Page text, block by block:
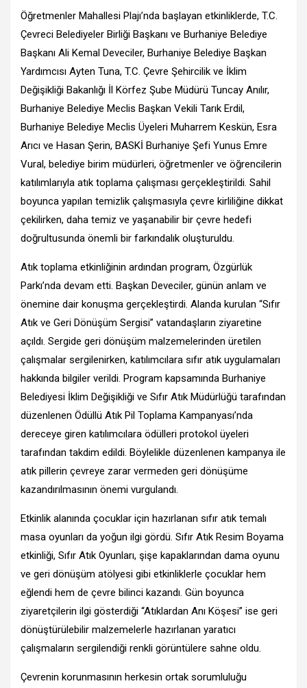
Öğretmenler Mahallesi Plajı’nda başlayan etkinliklerde, T.C.
Çevreci Belediyeler Birliği Başkanı ve Burhaniye Belediye
Başkanı Ali Kemal Deveciler, Burhaniye Belediye Başkan
Yardımcısı Ayten Tuna, T.C. Çevre Şehircilik ve İklim
Değişikliği Bakanlığı İl Körfez Şube Müdürü Tuncay Anılır,
Burhaniye Belediye Meclis Başkan Vekili Tarık Erdil,
Burhaniye Belediye Meclis Üyeleri Muharrem Keskün, Esra
Arıcı ve Hasan Şerin, BASKİ Burhaniye Şefi Yunus Emre
Vural, belediye birim müdürleri, öğretmenler ve öğrencilerin
katılımlarıyla atık toplama çalışması gerçekleştirildi. Sahil
boyunca yapılan temizlik çalışmasıyla çevre kirliliğine dikkat
çekilirken, daha temiz ve yaşanabilir bir çevre hedefi
doğrultusunda önemli bir farkındalık oluşturuldu.
Atık toplama etkinliğinin ardından program, Özgürlük
Parkı’nda devam etti. Başkan Deveciler, günün anlam ve
önemine dair konuşma gerçekleştirdi. Alanda kurulan “Sıfır
Atık ve Geri Dönüşüm Sergisi” vatandaşların ziyaretine
açıldı. Sergide geri dönüşüm malzemelerinden üretilen
çalışmalar sergilenirken, katılımcılara sıfır atık uygulamaları
hakkında bilgiler verildi. Program kapsamında Burhaniye
Belediyesi İklim Değişikliği ve Sıfır Atık Müdürlüğü tarafından
düzenlenen Ödüllü Atık Pil Toplama Kampanyası’nda
dereceye giren katılımcılara ödülleri protokol üyeleri
tarafından takdim edildi. Böylelikle düzenlenen kampanya ile
atık pillerin çevreye zarar vermeden geri dönüşüme
kazandırılmasının önemi vurgulandı.
Etkinlik alanında çocuklar için hazırlanan sıfır atık temalı
masa oyunları da yoğun ilgi gördü. Sıfır Atık Resim Boyama
etkinliği, Sıfır Atık Oyunları, şişe kapaklarından dama oyunu
ve geri dönüşüm atölyesi gibi etkinliklerle çocuklar hem
eğlendi hem de çevre bilinci kazandı. Gün boyunca
ziyaretçilerin ilgi gösterdiği “Atıklardan Anı Köşesi” ise geri
dönüştürülebilir malzemelerle hazırlanan yaratıcı
çalışmaların sergilendiği renkli görüntülere sahne oldu.
Çevrenin korunmasının herkesin ortak sorumluluğu